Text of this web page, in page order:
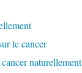
le cancer
naturellement